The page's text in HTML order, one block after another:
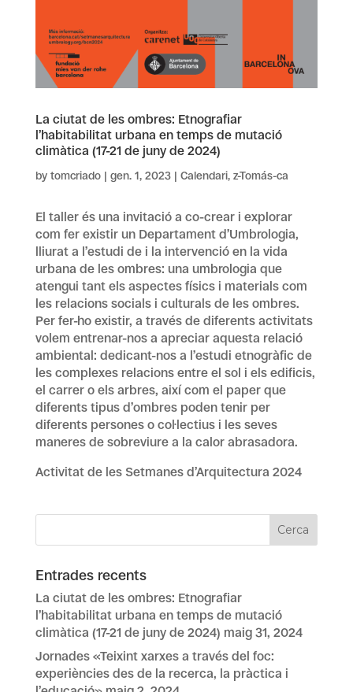
La ciutat de les ombres: Etnografiar
l’habitabilitat urbana en temps de mutació
climàtica (17-21 de juny de 2024)
by tomcriado| gen. 1, 2023| Calendari, z-Tomás-ca
El taller és una invitació a co-crear i explorar
com fer existir un Departament d’Umbrologia,
lliurat a l’estudi de i la intervenció en la vida
urbana de les ombres: una umbrologia que
atengui tant els aspectes físics i materials com
les relacions socials i culturals de les ombres.
Per fer-ho existir, a través de diferents activitats
volem entrenar-nos a apreciar aquesta relació
ambiental: dedicant-nos a l’estudi etnogràfic de
les complexes relacions entre el sol i els edificis,
el carrer o els arbres, així com el paper que
diferents tipus d’ombres poden tenir per
diferents persones o col·lectius i les seves
maneres de sobreviure a la calor abrasadora.
Activitat de les Setmanes d’Arquitectura 2024
Entrades recents
La ciutat de les ombres: Etnografiar
l’habitabilitat urbana en temps de mutació
climàtica (17-21 de juny de 2024) maig 31, 2024
Jornades «Teixint xarxes a través del foc:
experiències des de la recerca, la pràctica i